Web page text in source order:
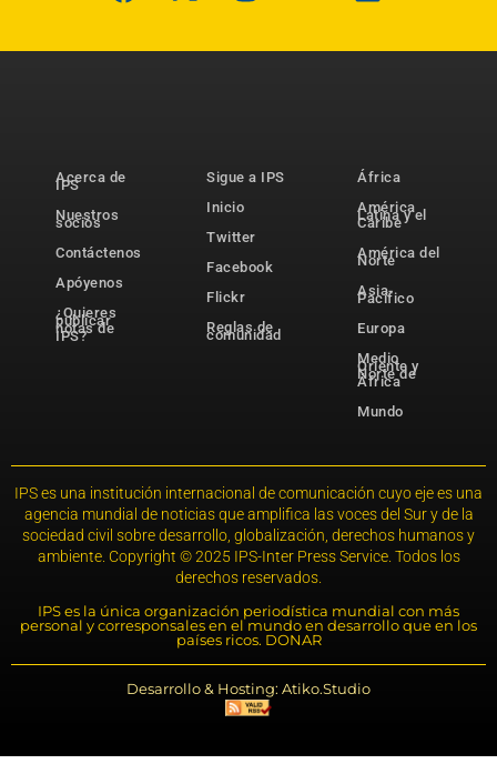
Acerca de
IPS
Nuestros
socios
Contáctenos
Apóyenos
¿Quieres
publicar
notas de
IPS?
Sigue a IPS
Inicio
Twitter
Facebook
Flickr
Reglas de
comunidad
África
América
Latina y el
Caribe
América del
Norte
Asia-
Pacífico
Europa
Medio
Oriente y
Norte de
África
Mundo
IPS es una institución internacional de comunicación cuyo eje es una
agencia mundial de noticias que amplifica las voces del Sur y de la
sociedad civil sobre desarrollo, globalización, derechos humanos y
ambiente. Copyright © 2025 IPS-Inter Press Service. Todos los
derechos reservados.
IPS es la única organización periodística mundial con más
personal y corresponsales en el mundo en desarrollo que en los
países ricos. DONAR
Desarrollo & Hosting: Atiko.Studio